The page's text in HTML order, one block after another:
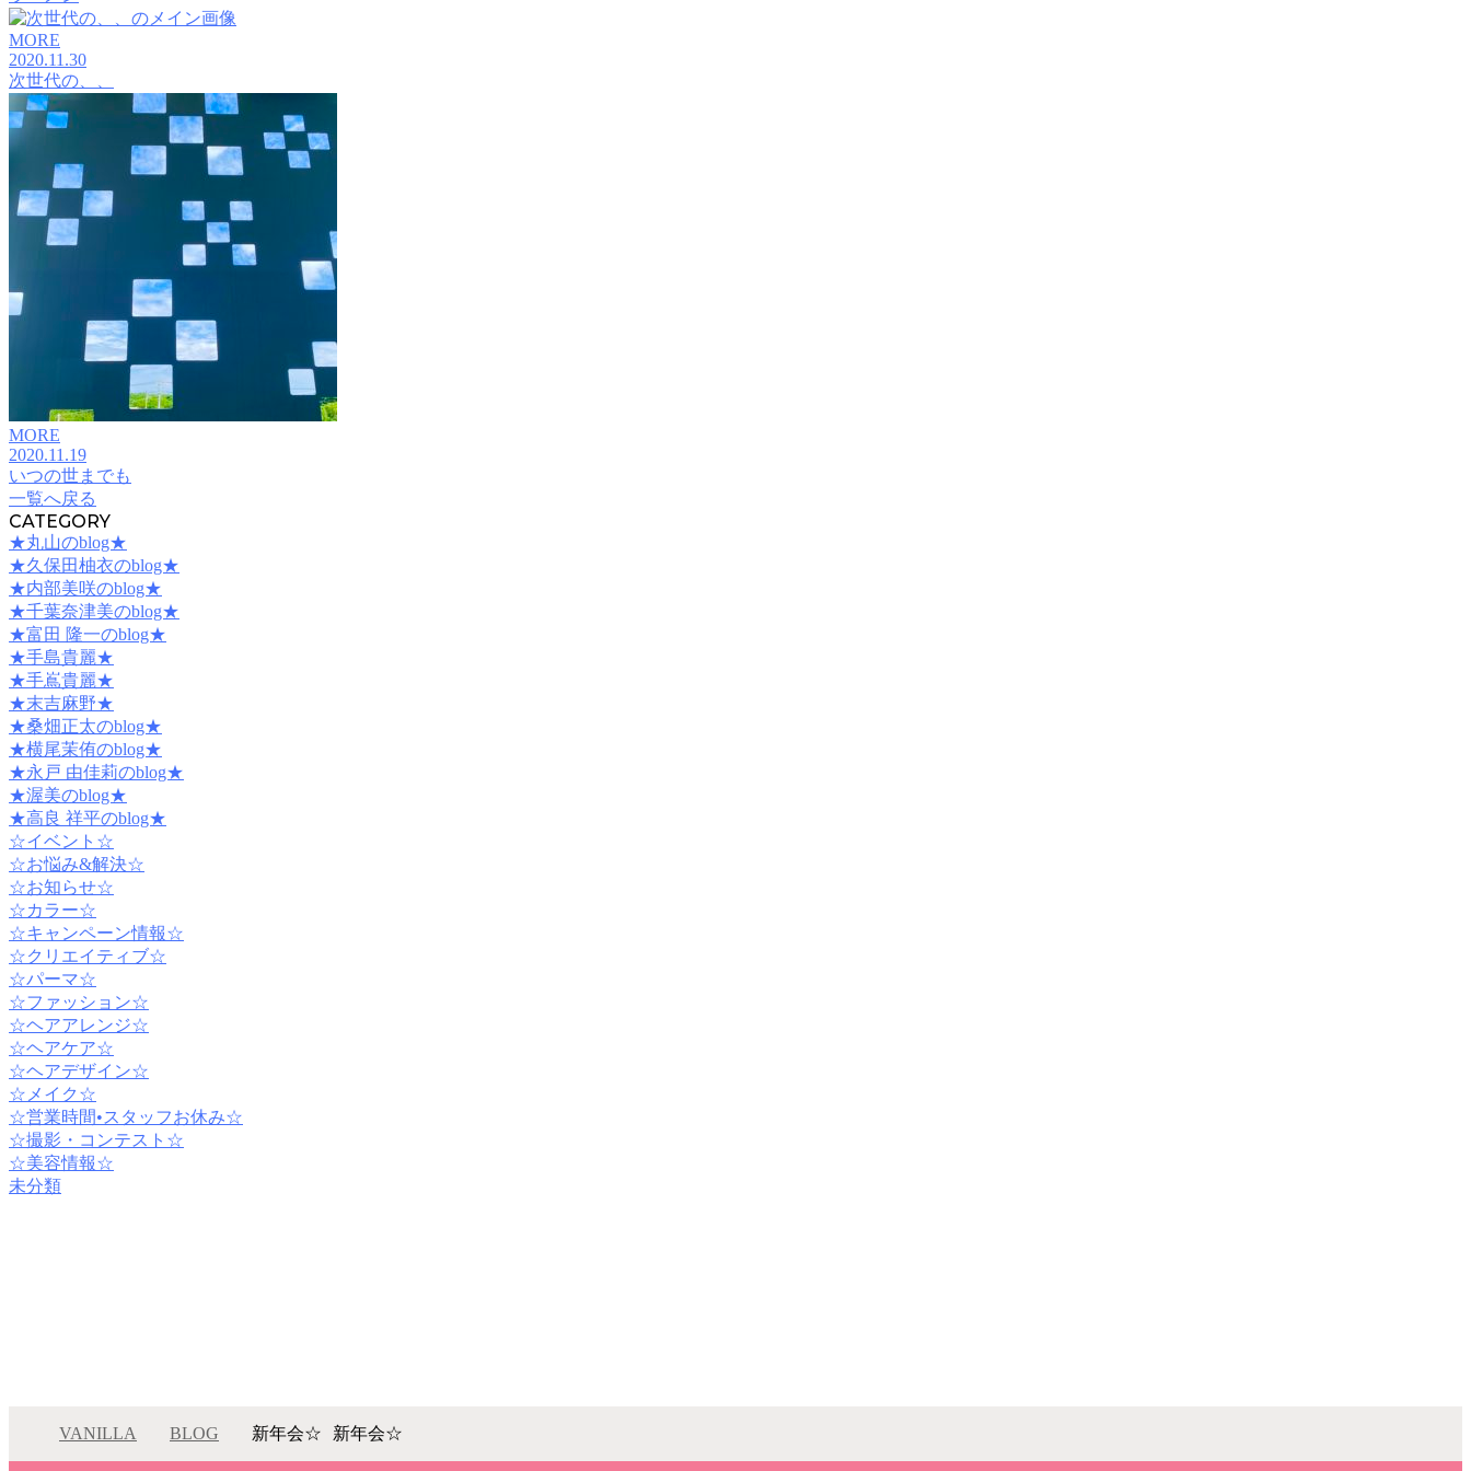
MORE
2020.11.30
次世代の、、
MORE
2020.11.19
いつの世までも
一覧へ戻る
CATEGORY
★丸山のblog★
★久保田柚衣のblog★
★内部美咲のblog★
★千葉奈津美のblog★
★富田 隆一のblog★
★手島貴麗★
★手嶌貴麗★
★末吉麻野★
★桑畑正太のblog★
★横尾茉侑のblog★
★永戸 由佳莉のblog★
★渥美のblog★
★高良 祥平のblog★
☆イベント☆
☆お悩み&解決☆
☆お知らせ☆
☆カラー☆
☆キャンペーン情報☆
☆クリエイティブ☆
☆パーマ☆
☆ファッション☆
☆ヘアアレンジ☆
☆ヘアケア☆
☆ヘアデザイン☆
☆メイク☆
☆営業時間•スタッフお休み☆
☆撮影・コンテスト☆
☆美容情報☆
未分類
VANILLA BLOG 新年会☆ 新年会☆